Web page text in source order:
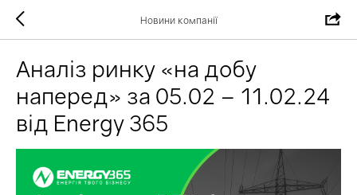
Новини компанії
Аналіз ринку «на добу
наперед» за 05.02 – 11.02.24
від Energy 365